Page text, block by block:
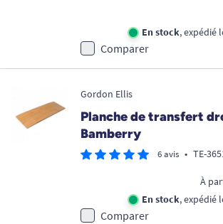
En stock, expédié
Comparer
Gordon Ellis
Planche de transfert
Bamberry
6 avis • TE-
À
En stock, expédié
Comparer